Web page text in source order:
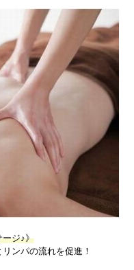
ージ♪》
ンパの流れを促進！